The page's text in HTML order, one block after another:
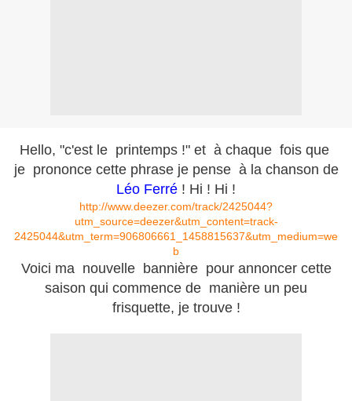
Hello, "c'est le printemps !" et à chaque fois que
je prononce cette phrase je pense à la chanson de
Léo Ferré ! Hi ! Hi !
http://www.deezer.com/track/2425044?
utm_source=deezer&utm_content=track-
2425044&utm_term=906806661_1458815637&utm_medium=we
b
Voici ma nouvelle bannière pour annoncer cette
saison qui commence de manière un peu
frisquette, je trouve !